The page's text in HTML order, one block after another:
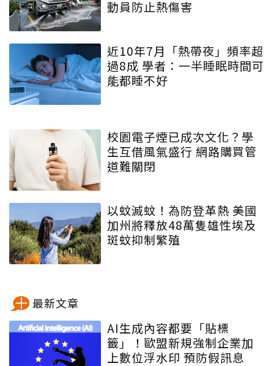
動員防止熱傷害
近10年7月「熱帶夜」頻率超
過8成 學者：一半睡眠時間可
能都睡不好
校園電子煙已成次文化？學
生互借風氣盛行 網路購買管
道難關閉
以蚊滅蚊！為防登革熱 美國
加州將釋放48萬隻雄性埃及
斑蚊抑制繁殖
最新文章
AI生成內容都要「貼標
籤」！歐盟新規強制企業加
上數位浮水印 預防假訊息